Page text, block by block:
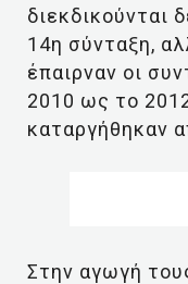
διεκδικούνται
14η σύνταξη,
έπαιρναν οι
2010 ως το
καταργήθηκαν
Στην αγωγή